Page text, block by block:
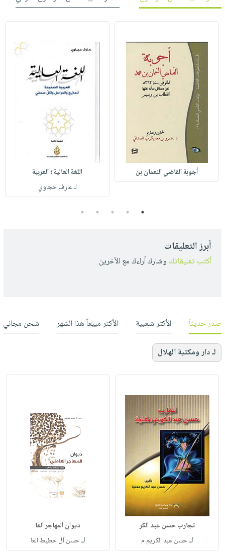
أجوبة القاضي النعمان بن
اللغة العالية ؛ العربية
لـ عارف حجاوي
1
2
3
4
5
أبرز التعليقات
أكتب تعليقاتك وشارك أراءك مع الأخرين
صدر حديثاً الأكثر شعبية الأكثر مبيعاً هذا الشهر شحن مجاني
لـ دار ومكتبة الهلال
تجارب حسن عبد الكر
لـحسن عبد الكريم م
ديوان المهاجر العا
لـحسن آل حطيط العا